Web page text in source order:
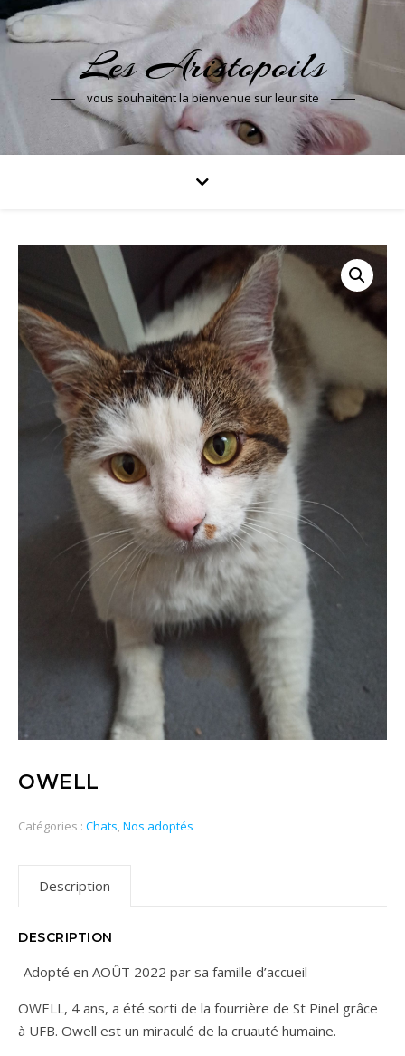
Les Aristopoils
vous souhaitent la bienvenue sur leur site
OWELL
Catégories : Chats,Nos adoptés
Description
DESCRIPTION
-Adopté en AOÛT 2022 par sa famille d’accueil –
OWELL, 4 ans, a été sorti de la fourrière de St Pinel grâce
à UFB. Owell est un miraculé de la cruauté humaine.